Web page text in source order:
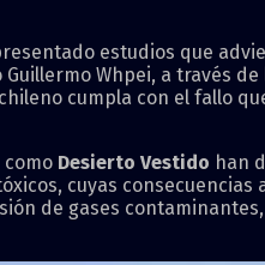
estudios que
Whpei, a través de
cumpla con el fallo
como Desierto Vestido han
cuyas
de gases